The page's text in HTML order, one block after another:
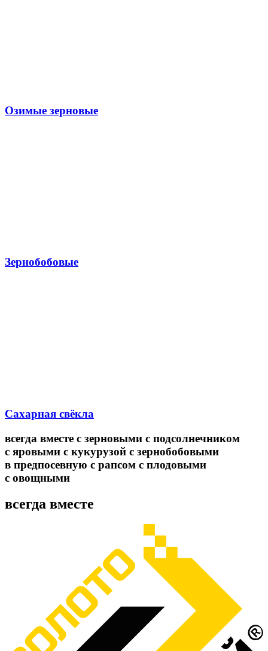
Озимые зерновые
Зернобобовые
Сахарная свёкла
всегда вместе с зерновыми с подсолнечником
с яровыми с кукурузой с зернобобовыми
в предпосевную с рапсом с плодовыми
с овощными
всегда вместе